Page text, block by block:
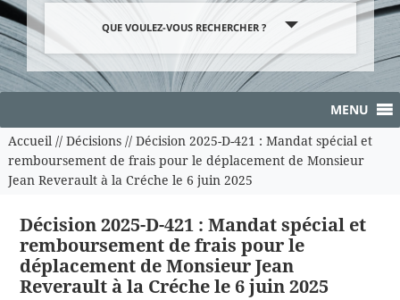
QUE VOULEZ-VOUS RECHERCHER ?
MENU
Accueil// Décisions// Décision 2025-D-421 : Mandat spécial et
remboursement de frais pour le déplacement de Monsieur
Jean Reverault à la Créche le 6 juin 2025
Décision 2025-D-421 : Mandat spécial et
remboursement de frais pour le
déplacement de Monsieur Jean
Reverault à la Créche le 6 juin 2025